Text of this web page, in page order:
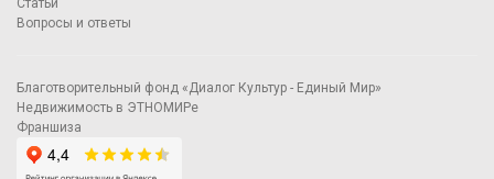
Статьи
Вопросы и ответы
Благотворительный фонд «Диалог Культур - Единый Мир»
Недвижимость в ЭТНОМИРе
Франшиза